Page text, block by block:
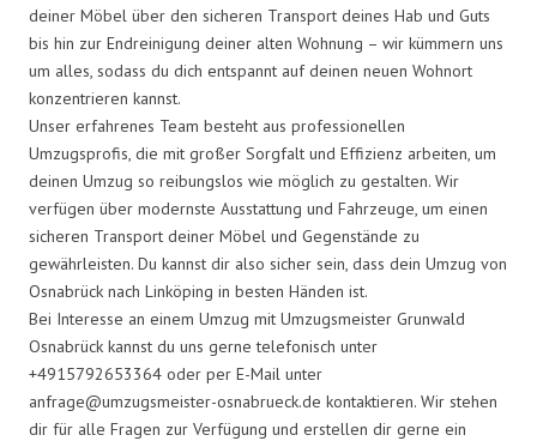
deiner Möbel über den sicheren Transport deines Hab und Guts
bis hin zur Endreinigung deiner alten Wohnung – wir kümmern uns
um alles, sodass du dich entspannt auf deinen neuen Wohnort
konzentrieren kannst.
Unser erfahrenes Team besteht aus professionellen
Umzugsprofis, die mit großer Sorgfalt und Effizienz arbeiten, um
deinen Umzug so reibungslos wie möglich zu gestalten. Wir
verfügen über modernste Ausstattung und Fahrzeuge, um einen
sicheren Transport deiner Möbel und Gegenstände zu
gewährleisten. Du kannst dir also sicher sein, dass dein Umzug von
Osnabrück nach Linköping in besten Händen ist.
Bei Interesse an einem Umzug mit Umzugsmeister Grunwald
Osnabrück kannst du uns gerne telefonisch unter
+4915792653364 oder per E-Mail unter
anfrage@umzugsmeister-osnabrueck.de kontaktieren. Wir stehen
dir für alle Fragen zur Verfügung und erstellen dir gerne ein